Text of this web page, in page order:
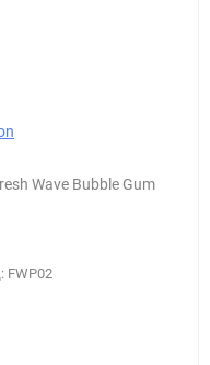
Wave Bubble Gum
FWP02